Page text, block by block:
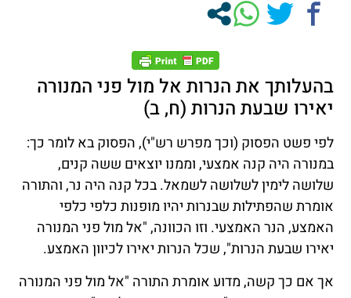
בהעלותך את הנרות אל מול פני המנורה
יאירו שבעת הנרות (ח, ב)
לפי פשט הפסוק (וכך מפרש רש"י), הפסוק בא לומר כך:
במנורה היה קנה אמצעי, וממנו יוצאים ששה קנים,
שלושה לימין לשלושה לשמאל. בכל קנה היה נר, והתורה
אומרת שהפתילות שבנרות יהיו מופנות כלפי כלפי
האמצע, הנר האמצעי. וזו הכוונה, "אל מול פני המנורה
יאירו שבעת הנרות", שכל הנרות יאירו לכיוון האמצע.
אך אם כך קשה, מדוע אומרת התורה "אל מול פני המנורה